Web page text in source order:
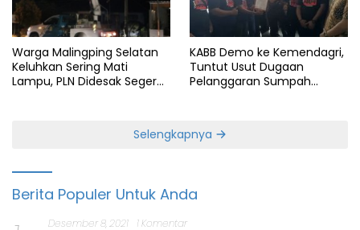
Warga Malingping Selatan
Keluhkan Sering Mati
Lampu, PLN Didesak Segera
KABB Demo ke Kemendagri,
Tuntut Usut Dugaan
Pelanggaran Sumpah
Selengkapnya
Berita Populer Untuk Anda
Desember 8, 2021 1 Komentar